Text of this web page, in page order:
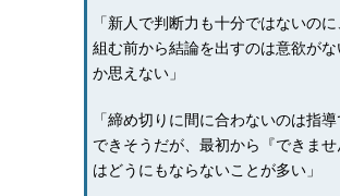
「新人で判断力も十分ではないのに
組む前から結論を出すのは意欲がな
か思えない」
「締め切りに間に合わないのは指
できそうだが、最初から『できませ
はどうにもならないことが多い」